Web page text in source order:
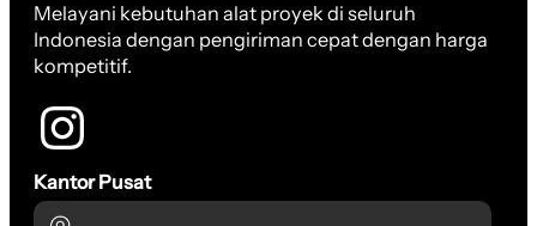
Melayani kebutuhan alat proyek di seluruh
Indonesia dengan pengiriman cepat dengan harga
kompetitif.
Kantor Pusat